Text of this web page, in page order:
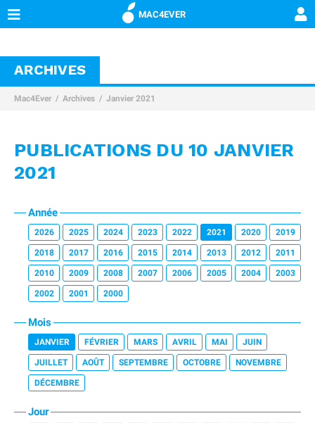
MAC4EVER
ARCHIVES
Mac4Ever Archives Janvier 2021
PUBLICATIONS DU 10 JANVIER
2021
Année
2026 2025 2024 2023 2022 2021 2020 2019
2018 2017 2016 2015 2014 2013 2012 2011
2010 2009 2008 2007 2006 2005 2004 2003
2002 2001 2000
Mois
JANVIER FÉVRIER MARS AVRIL MAI JUIN
JUILLET AOÛT SEPTEMBRE OCTOBRE NOVEMBRE
DÉCEMBRE
Jour